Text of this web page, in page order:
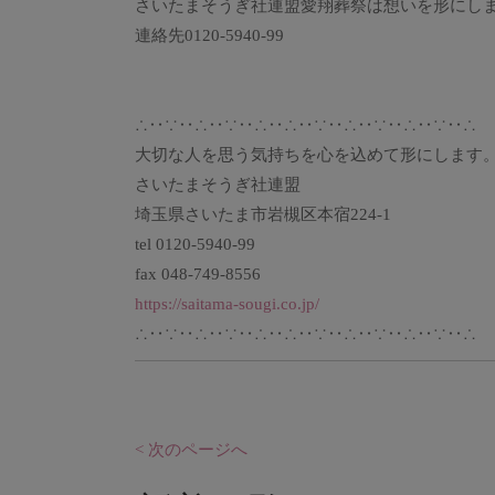
さいたまそうぎ社連盟愛翔葬祭は想いを形にしま
連絡先0120-5940-99
∴‥∵‥∴‥∵‥∴‥∴‥∵‥∴‥∵‥∴‥∵‥∴
大切な人を思う気持ちを心を込めて形にします。
さいたまそうぎ社連盟
埼玉県さいたま市岩槻区本宿224-1
tel 0120-5940-99
fax 048-749-8556
https://saitama-sougi.co.jp/
∴‥∵‥∴‥∵‥∴‥∴‥∵‥∴‥∵‥∴‥∵‥∴
< 次のページへ